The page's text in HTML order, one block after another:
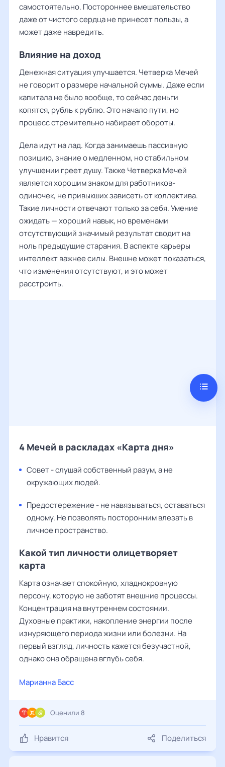
самостоятельно. Постороннее вмешательство
даже от чистого сердца не принесет пользы, а
может даже навредить.
Влияние на доход
Денежная ситуация улучшается. Четверка Мечей
не говорит о размере начальной суммы. Даже если
капитала не было вообще, то сейчас деньги
копятся, рубль к рублю. Это начало пути, но
процесс стремительно набирает обороты.
Дела идут на лад. Когда занимаешь пассивную
позицию, знание о медленном, но стабильном
улучшении греет душу. Также Четверка Мечей
является хорошим знаком для работников-
одиночек, не привыкших зависеть от коллектива.
Такие личности отвечают только за себя. Умение
ожидать — хороший навык, но временами
отсутствующий значимый результат сводит на
ноль предыдущие старания. В аспекте карьеры
интеллект важнее силы. Внешне может показаться,
что изменения отсутствуют, и это может
расстроить.
4 Мечей в раскладах «Карта дня»
Совет - слушай собственный разум, а не
окружающих людей.
Предостережение - не навязываться, оставаться
одному. Не позволять посторонним влезать в
личное пространство.
Какой тип личности олицетворяет
карта
Карта означает спокойную, хладнокровную
персону, которую не заботят внешние процессы.
Концентрация на внутреннем состоянии.
Духовные практики, накопление энергии после
изнуряющего периода жизни или болезни. На
первый взгляд, личность кажется безучастной,
однако она обращена вглубь себя.
Марианна Басс
Нравится Поделиться
Оценили 8